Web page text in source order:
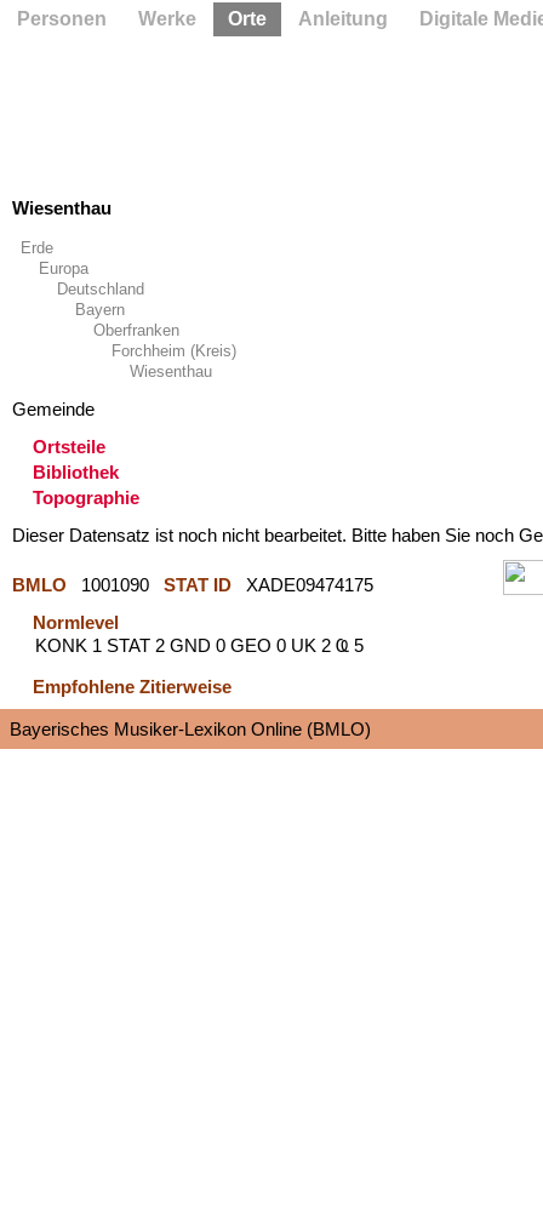
Wiesenthau
Erde
Europa
Deutschland
Bayern
Oberfranken
Forchheim (Kreis)
Wiesenthau
Gemeinde
Ortsteile
Bibliothek
Topographie
Dieser Datensatz ist noch nicht bearbeitet. Bitte haben Sie noch
BMLO 1001090 STAT ID
XADE09474175
Normlevel
KONK 1 STAT 2 GND 0 GEO 0 UK 2 Ҩ 5
Empfohlene Zitierweise
Bayerisches Musiker-Lexikon Online (BMLO)
Personen Werke Orte Anleitung Digitale